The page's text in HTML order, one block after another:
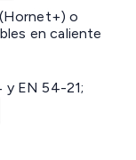
o
en caliente
EN 54-21;